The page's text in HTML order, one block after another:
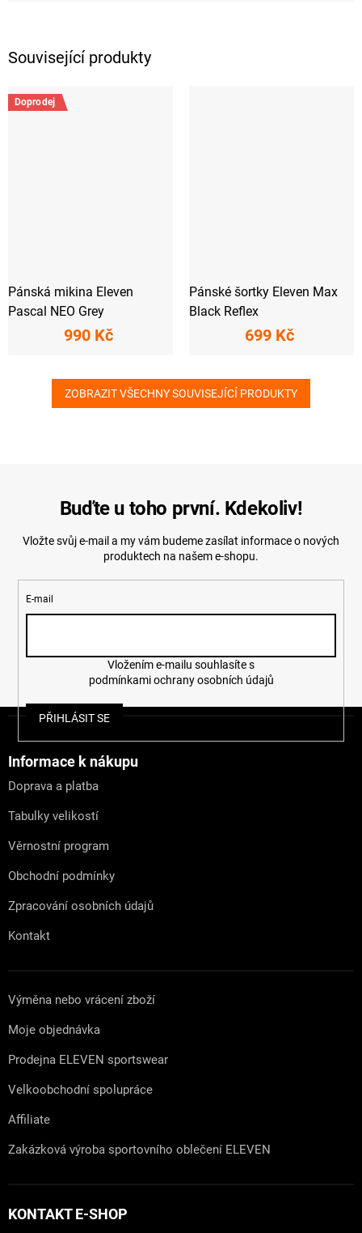
Související produkty
Doprodej
Pánská mikina Eleven
Pascal NEO Grey
990 Kč
Pánské šortky Eleven Max
Black Reflex
699 Kč
ZOBRAZIT VŠECHNY SOUVISEJÍCÍ PRODUKTY
Buďte u toho první. Kdekoliv!
Vložte svůj e-mail a my vám budeme zasílat informace o nových
produktech na našem e-shopu.
E-mail
podmínkami ochrany osobních údajů
PŘIHLÁSIT SE
Informace k nákupu
Doprava a platba
Tabulky velikostí
Věrnostní program
Obchodní podmínky
Zpracování osobních údajů
Kontakt
Výměna nebo vrácení zboží
Moje objednávka
Prodejna ELEVEN sportswear
Velkoobchodní spolupráce
Affiliate
Zakázková výroba sportovního oblečení ELEVEN
KONTAKT E-SHOP